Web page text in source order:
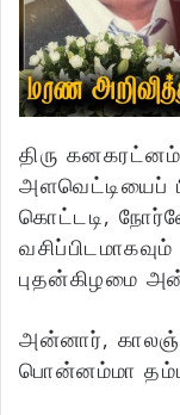
திரு
அளவெட்டியைப்
கொட்டடி,
புதன்கிழமை
அன்னார்,
பொன்னம்மா